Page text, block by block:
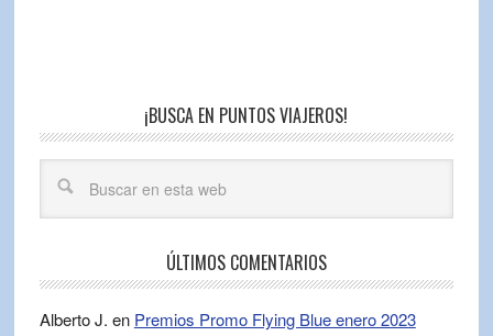
¡BUSCA EN PUNTOS VIAJEROS!
ÚLTIMOS COMENTARIOS
Alberto J. en Premios Promo Flying Blue enero 2023